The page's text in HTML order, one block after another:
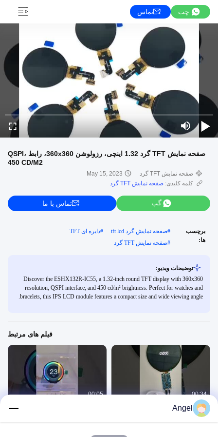
چت تماس
صفحه نمایش TFT گرد 1.32 اینچی، رزولوشن 360x360، رابط QSPI،
450 CD/M2
صفحه نمایش TFT گرد
May 15, 2023
کلمه کلیدی: صفحه نمایش TFT گرد
گپ تماس با ما
برچسب
ها:
#صفحه نمایش گرد tft lcd #دایره ای TFT
#صفحه نمایش TFT گرد
توضیحات ویدیو:
Discover the ESHX132R-IC55, a 1.32-inch round TFT display with 360x360
resolution, QSPI interface, and 450 cd/m² brightness. Perfect for watches and
bracelets, this IPS LCD module features a compact size and wide viewing angle.
فیلم های مرتبط
00:34
آیا TFT بهتر از OLED است؟
00:05
Angel